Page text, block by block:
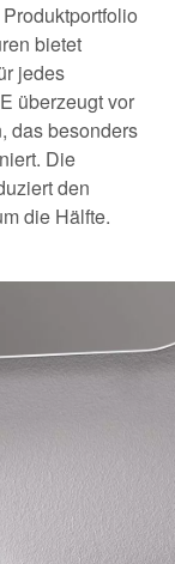
bietet
jedes
überzeugt vor
das besonders
Die
den
die Hälfte.